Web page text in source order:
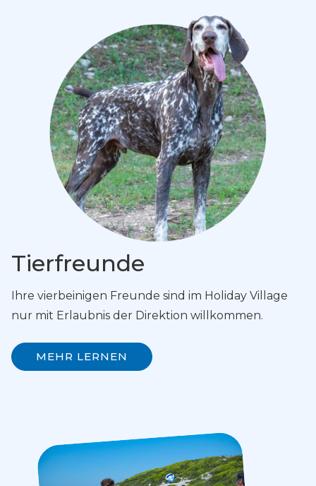
Tierfreunde
Ihre vierbeinigen Freunde sind im Holiday Village
nur mit Erlaubnis der Direktion willkommen.
MEHR LERNEN